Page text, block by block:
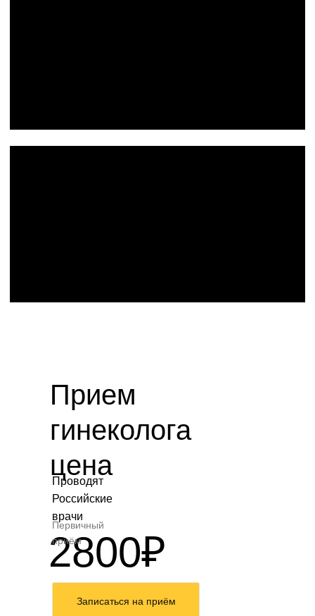
Прием
гинеколога
цена
2800₽
Первичный
приём
Проводят
Российские
врачи
Записаться на приём